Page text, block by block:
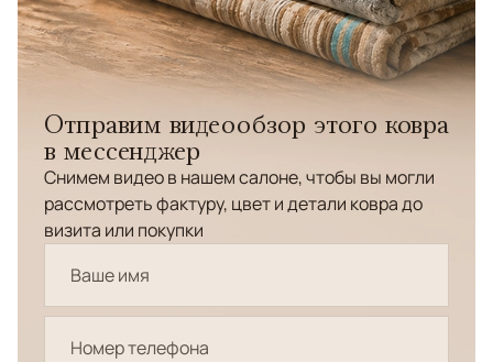
Отправим видеообзор этого ковра
в мессенджер
Снимем видео в нашем салоне, чтобы вы могли
рассмотреть фактуру, цвет и детали ковра до
визита или покупки